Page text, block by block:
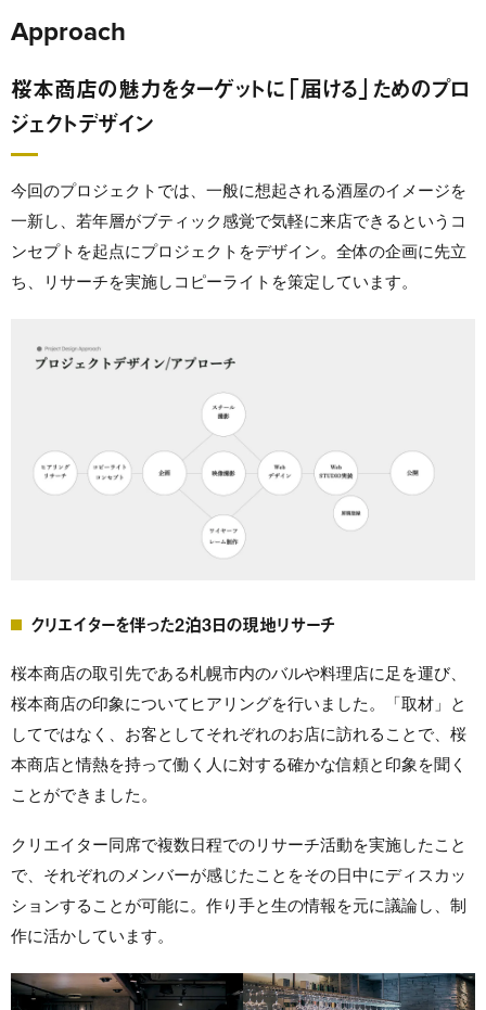
Approach
桜本商店の魅力をターゲットに「届ける」ためのプロ
ジェクトデザイン
今回のプロジェクトでは、一般に想起される酒屋のイメージを
一新し、若年層がブティック感覚で気軽に来店できるというコ
ンセプトを起点にプロジェクトをデザイン。全体の企画に先立
ち、リサーチを実施しコピーライトを策定しています。
クリエイターを伴った2泊3日の現地リサーチ
桜本商店の取引先である札幌市内のバルや料理店に足を運び、
桜本商店の印象についてヒアリングを行いました。「取材」と
してではなく、お客としてそれぞれのお店に訪れることで、桜
本商店と情熱を持って働く人に対する確かな信頼と印象を聞く
ことができました。
クリエイター同席で複数日程でのリサーチ活動を実施したこと
で、それぞれのメンバーが感じたことをその日中にディスカッ
ションすることが可能に。作り手と生の情報を元に議論し、制
作に活かしています。